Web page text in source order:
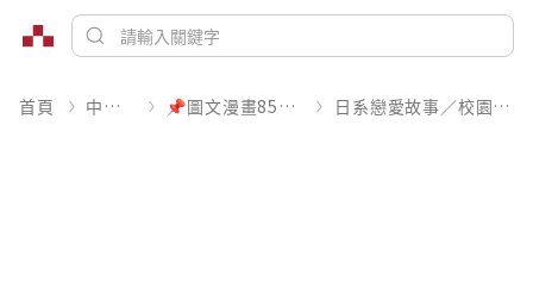
首頁 中文書 📌圖文漫畫85折起 日系戀愛故事／校園青春